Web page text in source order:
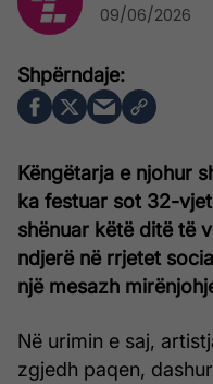
Këngëtarja e njohur
ka festuar sot 32-
shënuar këtë ditë të
ndjerë në rrjetet
një mesazh
Në urimin e saj,
zgjedh paqen,
09/06/2026